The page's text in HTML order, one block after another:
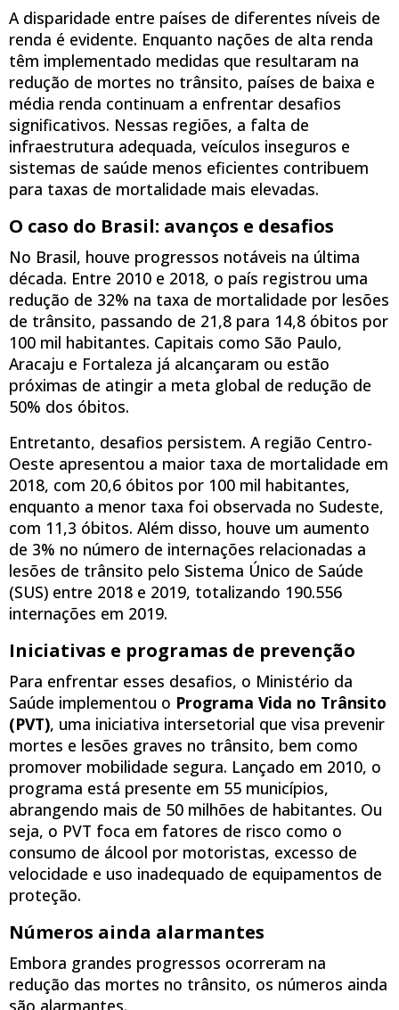
A disparidade entre países de diferentes níveis de
renda é evidente. Enquanto nações de alta renda
têm implementado medidas que resultaram na
redução de mortes no trânsito, países de baixa e
média renda continuam a enfrentar desafios
significativos. Nessas regiões, a falta de
infraestrutura adequada, veículos inseguros e
sistemas de saúde menos eficientes contribuem
para taxas de mortalidade mais elevadas.
O caso do Brasil: avanços e desafios
No Brasil, houve progressos notáveis na última
década. Entre 2010 e 2018, o país registrou uma
redução de 32% na taxa de mortalidade por lesões
de trânsito, passando de 21,8 para 14,8 óbitos por
100 mil habitantes. Capitais como São Paulo,
Aracaju e Fortaleza já alcançaram ou estão
próximas de atingir a meta global de redução de
50% dos óbitos.
Entretanto, desafios persistem. A região Centro-
Oeste apresentou a maior taxa de mortalidade em
2018, com 20,6 óbitos por 100 mil habitantes,
enquanto a menor taxa foi observada no Sudeste,
com 11,3 óbitos. Além disso, houve um aumento
de 3% no número de internações relacionadas a
lesões de trânsito pelo Sistema Único de Saúde
(SUS) entre 2018 e 2019, totalizando 190.556
internações em 2019.
Iniciativas e programas de prevenção
Para enfrentar esses desafios, o Ministério da
Saúde implementou o Programa Vida no Trânsito
(PVT), uma iniciativa intersetorial que visa prevenir
mortes e lesões graves no trânsito, bem como
promover mobilidade segura. Lançado em 2010, o
programa está presente em 55 municípios,
abrangendo mais de 50 milhões de habitantes. Ou
seja, o PVT foca em fatores de risco como o
consumo de álcool por motoristas, excesso de
velocidade e uso inadequado de equipamentos de
proteção.
Números ainda alarmantes
Embora grandes progressos ocorreram na
redução das mortes no trânsito, os números ainda
são alarmantes.